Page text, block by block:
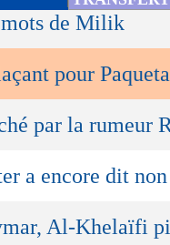
de Milik
pour
par la rumeur
a encore dit non
Al-Khelaïfi